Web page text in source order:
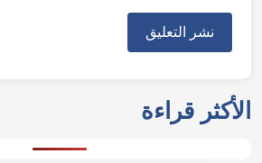
الأكثر قراءة